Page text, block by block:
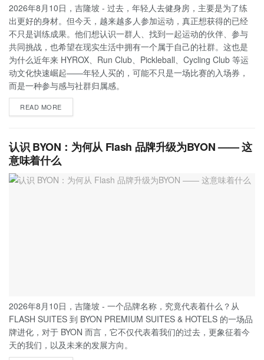
2026年8月10日，吉隆坡 - 过去，年轻人去健身房，主要是为了练
出更好的身材。但今天，越来越多人参加运动，真正想获得的已经
不只是训练成果。他们想认识一群人、找到一起运动的伙伴、参与
共同挑战，也希望在现实生活中拥有一个属于自己的社群。这也是
为什么近年来 HYROX、Run Club、Pickleball、Cycling Club 等运
动文化快速崛起——年轻人买的，可能不只是一场比赛的入场券，
而是一种参与感与社群归属感。
READ MORE
认识 BYON：为何从 Flash 品牌升级为BYON —— 这
意味着什么
2026年8月10日，吉隆坡 - 一个品牌名称，究竟代表着什么？从
FLASH SUITES 到 BYON PREMIUM SUITES & HOTELS 的一场品
牌进化，对于 BYON 而言，它不仅代表着我们的过去，更象征着今
天的我们，以及未来的发展方向。